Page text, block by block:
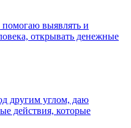
выявлять и
открывать денежные
другим углом, даю
действия, которые